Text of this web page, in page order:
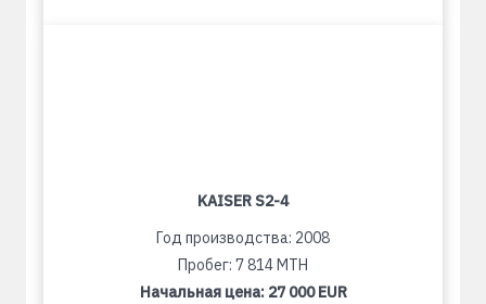
KAISER S2-4
Год производства: 2008
Пробег: 7 814 MTH
Начальная цена: 27 000 EUR